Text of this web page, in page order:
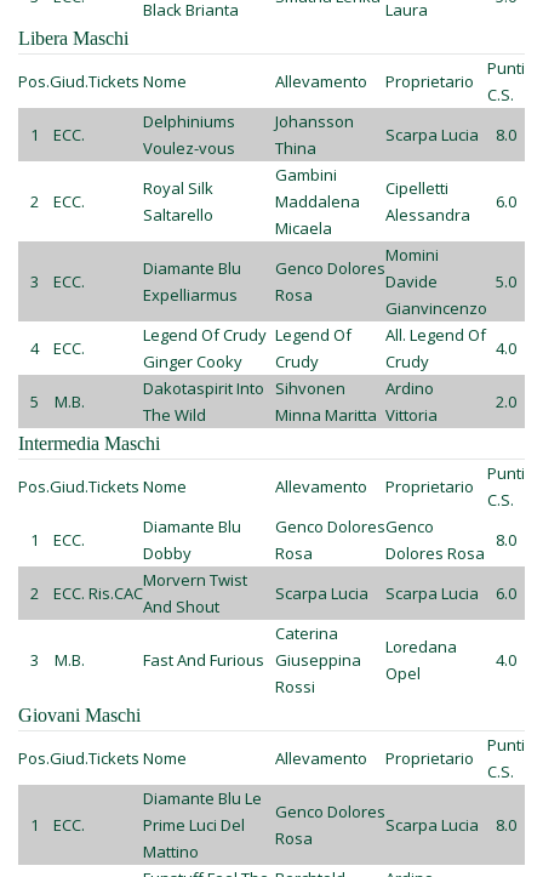
Black Brianta
Laura
Libera Maschi
Pos.Giud.Tickets Nome Allevamento Proprietario
Punti
C.S.
1
ECC.
Delphiniums
Voulez-vous
Johansson
Thina
Scarpa Lucia 8.0
2 ECC.
Royal Silk
Saltarello
Gambini
Maddalena
Micaela
Cipelletti
Alessandra
6.0
3 ECC.
Diamante Blu
Expelliarmus
Genco Dolores
Rosa
Momini
Davide
Gianvincenzo
5.0
4 ECC.
Legend Of Crudy
Ginger Cooky
Legend Of
Crudy
All. Legend Of
Crudy
4.0
5 M.B.
Dakotaspirit Into
The Wild
Sihvonen
Minna Maritta
Ardino
Vittoria
2.0
Intermedia Maschi
Pos.Giud.Tickets Nome Allevamento Proprietario
Punti
C.S.
1
ECC.
Diamante Blu
Dobby
Genco Dolores
Rosa
Genco
Dolores Rosa
8.0
2 ECC. Ris.CAC
Morvern Twist
And Shout
Scarpa Lucia Scarpa Lucia 6.0
3 M.B. Fast And Furious
Caterina
Giuseppina
Rossi
Loredana
Opel
4.0
Giovani Maschi
Pos.Giud.Tickets Nome Allevamento Proprietario
Punti
C.S.
1 ECC.
Diamante Blu Le
Prime Luci Del
Mattino
Genco Dolores
Rosa
Scarpa Lucia 8.0